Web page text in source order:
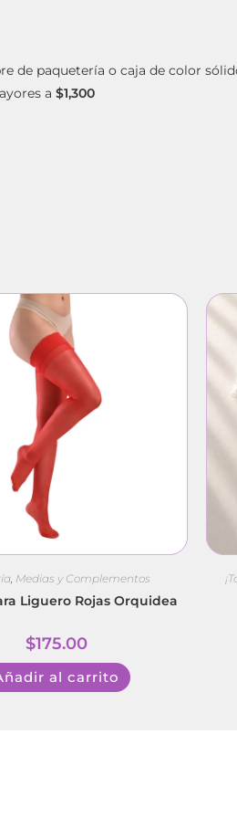
de paquetería o caja de color
a$1,300
, Medias y Complementos
Liguero Rojas Orquidea
$175.00
al carrito